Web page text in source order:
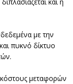
με την
πυκνό δίκτυο
μεταφορών